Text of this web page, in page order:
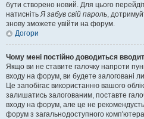
бути створено новий. Для цього
натиснітьЯ забув свій пароль,
знову зможете увійти на форум.
Догори
Чому мені постійно доводиться
Якщо ви не ставите галочку напроти
входу на форум, ви будете залоговані
Це запобігає використанню вашого
залишатись залогованим, поставте
входу на форум, але це не
форум з загальнодоступного